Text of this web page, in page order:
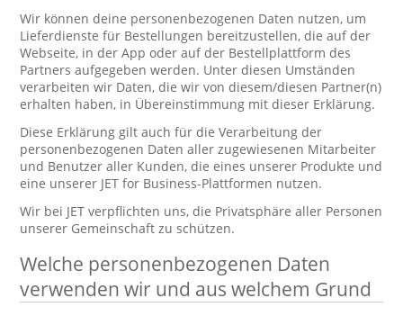
Wir können deine personenbezogenen Daten nutzen, um
Lieferdienste für Bestellungen bereitzustellen, die auf der
Webseite, in der App oder auf der Bestellplattform des
Partners aufgegeben werden. Unter diesen Umständen
verarbeiten wir Daten, die wir von diesem/diesen Partner(n)
erhalten haben, in Übereinstimmung mit dieser Erklärung.
Diese Erklärung gilt auch für die Verarbeitung der
personenbezogenen Daten aller zugewiesenen Mitarbeiter
und Benutzer aller Kunden, die eines unserer Produkte und
eine unserer JET for Business-Plattformen nutzen.
Wir bei JET verpflichten uns, die Privatsphäre aller Personen
unserer Gemeinschaft zu schützen.
Welche personenbezogenen Daten
verwenden wir und aus welchem Grund